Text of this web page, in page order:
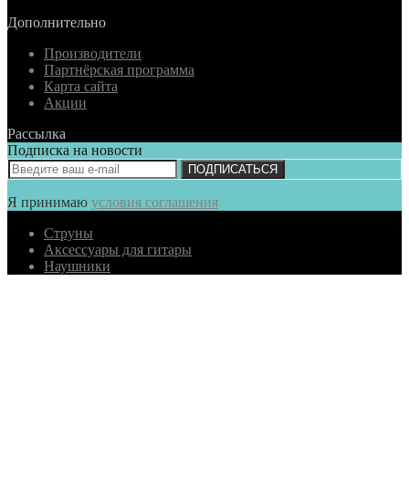
Дополнительно
Производители
Партнёрская программа
Карта сайта
Акции
Рассылка
Подписка на новости
ПОДПИСАТЬСЯ
Я принимаю условия соглашения
Струны
Аксессуары для гитары
Наушники